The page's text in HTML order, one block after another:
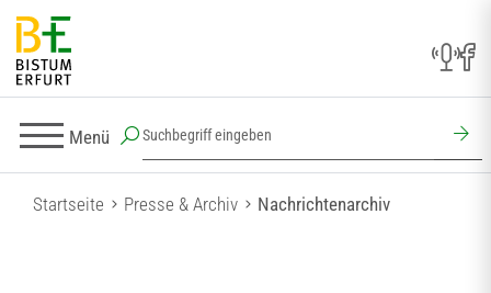
Menü
Startseite Presse & Archiv Nachrichtenarchiv